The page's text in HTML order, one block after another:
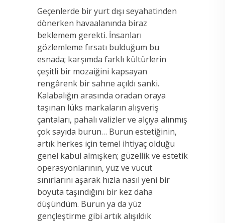
Geçenlerde bir yurt dışı seyahatinden
dönerken havaalanında biraz
beklemem gerekti. İnsanları
gözlemleme fırsatı bulduğum bu
esnada; karşımda farklı kültürlerin
çeşitli bir mozaiğini kapsayan
rengârenk bir sahne açıldı sanki.
Kalabalığın arasında oradan oraya
taşınan lüks markaların alışveriş
çantaları, pahalı valizler ve alçıya alınmış
çok sayıda burun… Burun estetiğinin,
artık herkes için temel ihtiyaç olduğu
genel kabul almışken; güzellik ve estetik
operasyonlarının, yüz ve vücut
sınırlarını aşarak hızla nasıl yeni bir
boyuta taşındığını bir kez daha
düşündüm. Burun ya da yüz
gençleştirme gibi artık alışıldık